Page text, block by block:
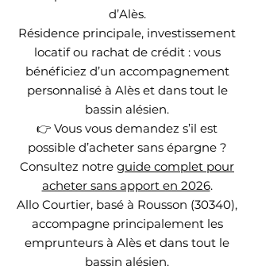
d’Alès.
Résidence principale, investissement
locatif ou rachat de crédit : vous
bénéficiez d’un accompagnement
personnalisé à Alès et dans tout le
bassin alésien.
👉 Vous vous demandez s’il est
possible d’acheter sans épargne ?
Consultez notre guide complet pour
acheter sans apport en 2026.​
Allo Courtier, basé à Rousson (30340),
accompagne principalement les
emprunteurs à Alès et dans tout le
bassin alésien.